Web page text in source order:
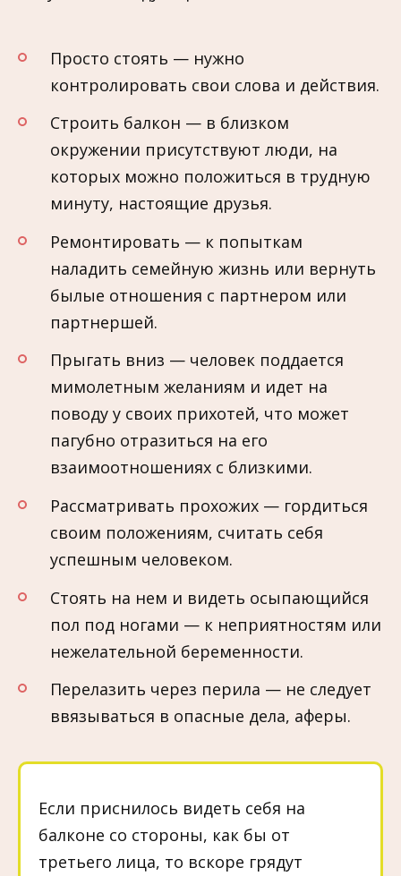
Просто стоять — нужно
контролировать свои слова и действия.
Строить балкон — в близком
окружении присутствуют люди, на
которых можно положиться в трудную
минуту, настоящие друзья.
Ремонтировать — к попыткам
наладить семейную жизнь или вернуть
былые отношения с партнером или
партнершей.
Прыгать вниз — человек поддается
мимолетным желаниям и идет на
поводу у своих прихотей, что может
пагубно отразиться на его
взаимоотношениях с близкими.
Рассматривать прохожих — гордиться
своим положениям, считать себя
успешным человеком.
Стоять на нем и видеть осыпающийся
пол под ногами — к неприятностям или
нежелательной беременности.
Перелазить через перила — не следует
ввязываться в опасные дела, аферы.
Если приснилось видеть себя на
балконе со стороны, как бы от
третьего лица, то вскоре грядут